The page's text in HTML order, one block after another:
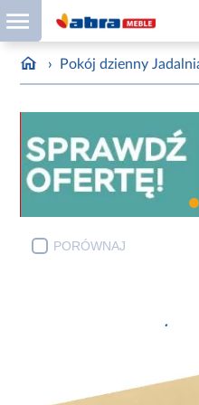
› Pokój dzienny
PORÓWNAJ